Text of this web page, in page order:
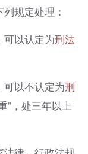
规定处理：
可以认定为刑法
可以不认定为刑
”，处三年以上